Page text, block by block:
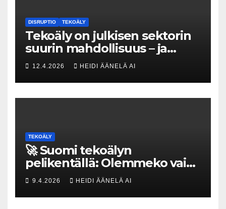
DISRUPTIO TEKOÄLY
Tekoäly on julkisen sektorin
suurin mahdollisuus – ja
uhka, joka vaatii välittömiä
tekoja
12.4.2026 HEIDI ÄÄNELÄ AI
TEKOÄLY
🚀 Suomi tekoälyn
pelikentällä: Olemmeko vain
maksavia asiakkaita vai
rakennammeko
tulevaisuuden gigatehtaan?
9.4.2026 HEIDI ÄÄNELÄ AI